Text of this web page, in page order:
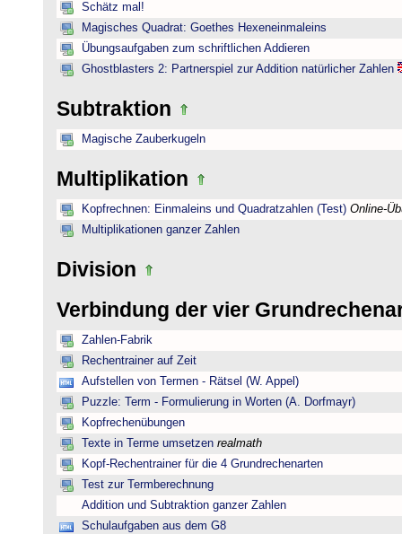
Schätz mal!
Magisches Quadrat: Goethes Hexeneinmaleins
Übungsaufgaben zum schriftlichen Addieren
Ghostblasters 2: Partnerspiel zur Addition natürlicher Zahlen
Subtraktion
Magische Zauberkugeln
Multiplikation
Kopfrechnen: Einmaleins und Quadratzahlen (Test) Online-
Multiplikationen ganzer Zahlen
Division
Verbindung der vier
Zahlen-Fabrik
Rechentrainer auf Zeit
Aufstellen von Termen - Rätsel (W. Appel)
Puzzle: Term - Formulierung in Worten (A. Dorfmayr)
Kopfrechenübungen
Texte in Terme umsetzen realmath
Kopf-Rechentrainer für die 4 Grundrechenarten
Test zur Termberechnung
Addition und Subtraktion ganzer Zahlen
Schulaufgaben aus dem G8